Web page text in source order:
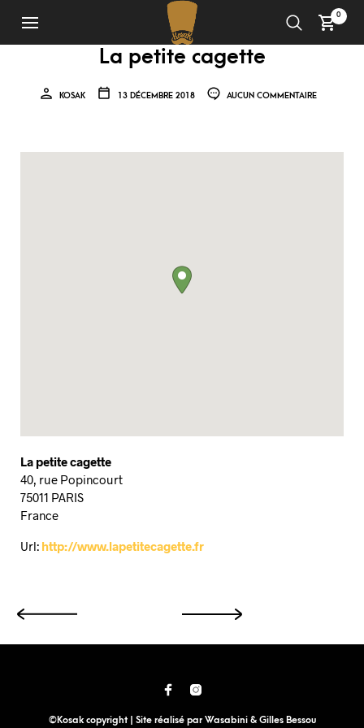
0
La petite cagette
KOSAK 13 DÉCEMBRE 2018 AUCUN COMMENTAIRE
La petite cagette
40, rue Popincourt
75011 PARIS
France
Url: http://www.lapetitecagette.fr
©Kosak copyright | Site réalisé par Wasabini& Gilles Bessou